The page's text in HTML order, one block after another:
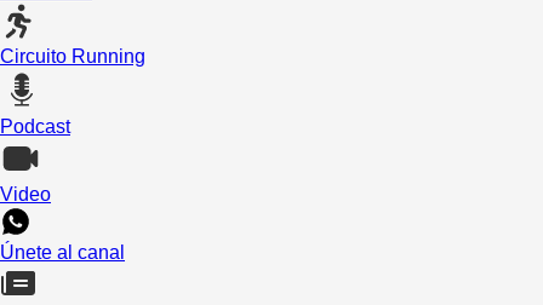
Circuito Running
Podcast
Video
Únete al canal